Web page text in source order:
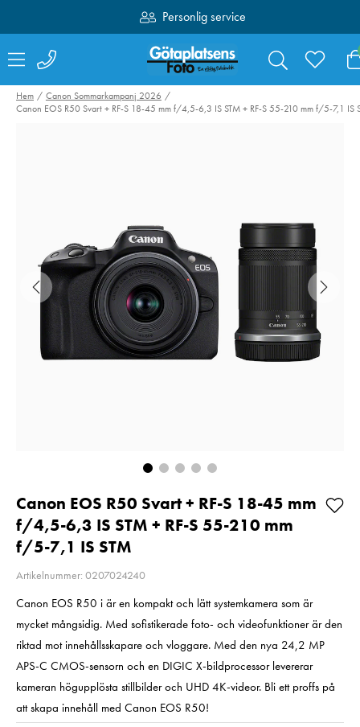
Personlig service
Fri frakt över 1000:-
Swarovski Variable
Phone Adapter VPA
SmallRig
Hem
Canon Sommarkampanj 2026
Canon EOS R50 Svart + RF-S 18-45 mm f/4,5-6,3 IS STM + RF-S 55-210 mm f/5-7,1 IS
Canon EOS R50 Svart + RF-S 18-45 mm
f/4,5-6,3 IS STM + RF-S 55-210 mm
f/5-7,1 IS STM
Artikelnummer: 0207024240
Canon EOS R50 i är en kompakt och lätt systemkamera som är
mycket mångsidig. Med sofistikerade foto- och videofunktioner är den
riktad mot innehållsskapare och vloggare. Med den nya 24,2 MP
APS-C CMOS-sensorn och en DIGIC X-bildprocessor levererar
kameran högupplösta stillbilder och UHD 4K-videor. Bli ett proffs på
att skapa innehåll med Canon EOS R50!